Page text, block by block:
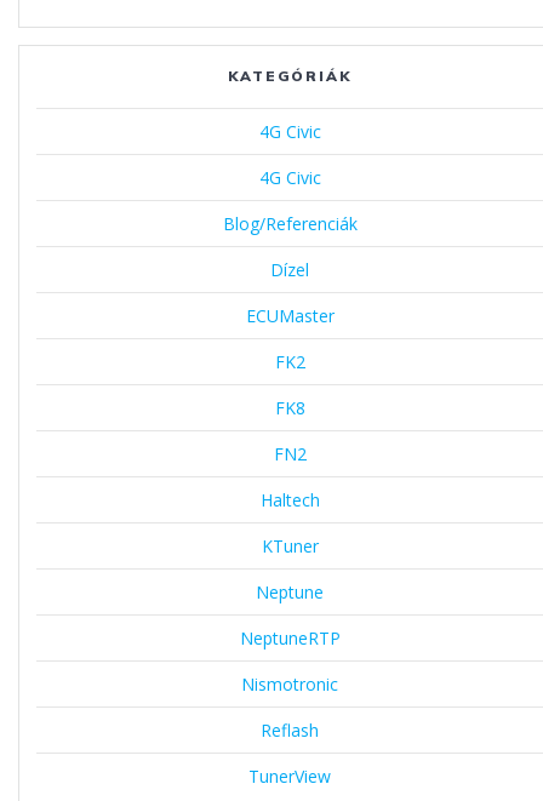
KATEGÓRIÁK
4G Civic
4G Civic
Blog/Referenciák
Dízel
ECUMaster
FK2
FK8
FN2
Haltech
KTuner
Neptune
NeptuneRTP
Nismotronic
Reflash
TunerView